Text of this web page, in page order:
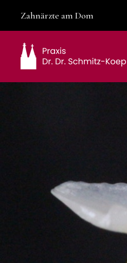
Zahnärzte am Dom